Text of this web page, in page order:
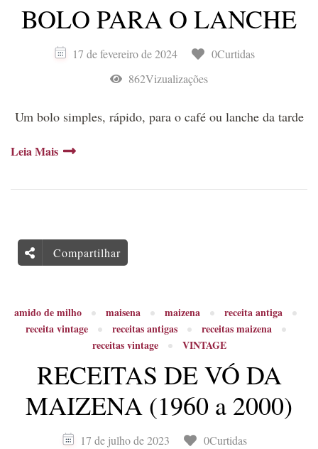
BOLO PARA O LANCHE
17 de fevereiro de 2024
0Curtidas
862Vizualizações
Um bolo simples, rápido, para o café ou lanche da tarde
Leia Mais
Compartilhar
amido de milho maisena maizena
receita antiga
receita vintage
receitas antigas
receitas maizena
receitas vintage
VINTAGE
RECEITAS DE VÓ DA
MAIZENA (1960 a 2000)
17 de julho de 2023
0Curtidas